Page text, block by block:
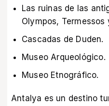
Las ruinas de las
Olympos, Termessos
Cascadas de Duden.
Museo Arqueológico.
Museo Etnográfico.
Antalya es un destino